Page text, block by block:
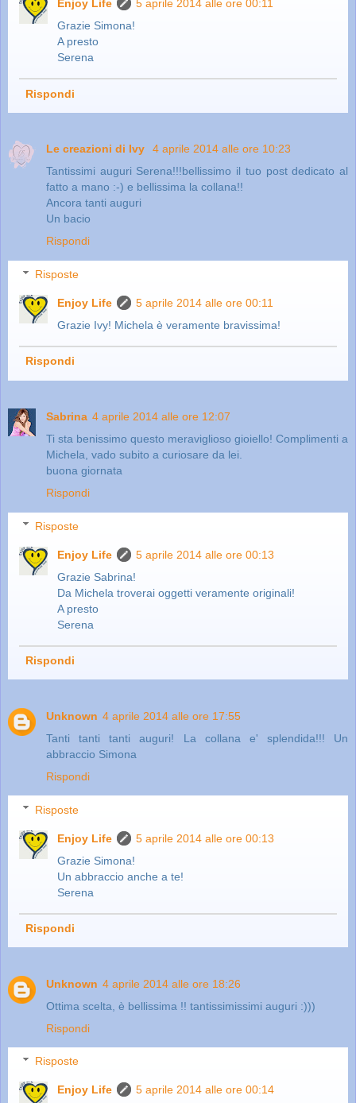
Enjoy Life
5 aprile 2014 alle ore 00:11
Grazie Simona!
A presto
Serena
Rispondi
Le creazioni di Ivy
4 aprile 2014 alle ore 10:23
Tantissimi auguri Serena!!!bellissimo il tuo post dedicato al
fatto a mano :-) e bellissima la collana!!
Ancora tanti auguri
Un bacio
Rispondi
Risposte
Enjoy Life
5 aprile 2014 alle ore 00:11
Grazie Ivy! Michela è veramente bravissima!
Rispondi
Sabrina 4 aprile 2014 alle ore 12:07
Ti sta benissimo questo meraviglioso gioiello! Complimenti a
Michela, vado subito a curiosare da lei.
buona giornata
Rispondi
Risposte
Enjoy Life
5 aprile 2014 alle ore 00:13
Grazie Sabrina!
Da Michela troverai oggetti veramente originali!
A presto
Serena
Rispondi
Unknown 4 aprile 2014 alle ore 17:55
Tanti tanti tanti auguri! La collana e' splendida!!! Un
abbraccio Simona
Rispondi
Risposte
Enjoy Life
5 aprile 2014 alle ore 00:13
Grazie Simona!
Un abbraccio anche a te!
Serena
Rispondi
Unknown 4 aprile 2014 alle ore 18:26
Ottima scelta, è bellissima !! tantissimissimi auguri :)))
Rispondi
Risposte
Enjoy Life 5 aprile 2014 alle ore 00:14